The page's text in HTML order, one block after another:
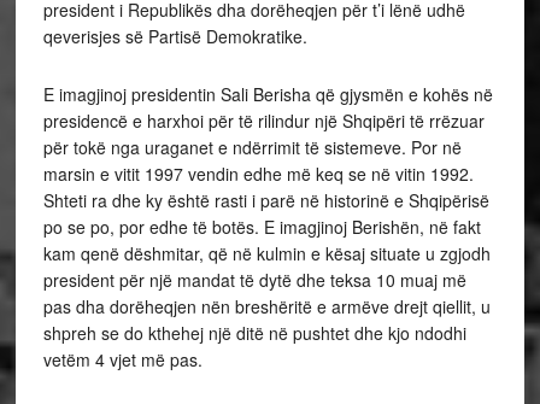
president i Republikës dha dorëheqjen për t’i lënë udhë
qeverisjes së Partisë Demokratike.
E imagjinoj presidentin Sali Berisha që gjysmën e kohës në
presidencë e harxhoi për të rilindur një Shqipëri të rrëzuar
për tokë nga uraganet e ndërrimit të sistemeve. Por në
marsin e vitit 1997 vendin edhe më keq se në vitin 1992.
Shteti ra dhe ky është rasti i parë në historinë e Shqipërisë
po se po, por edhe të botës. E imagjinoj Berishën, në fakt
kam qenë dëshmitar, që në kulmin e kësaj situate u zgjodh
president për një mandat të dytë dhe teksa 10 muaj më
pas dha dorëheqjen nën breshëritë e armëve drejt qiellit, u
shpreh se do kthehej një ditë në pushtet dhe kjo ndodhi
vetëm 4 vjet më pas.